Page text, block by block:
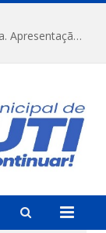
FESTRIBAL 2026 – No Coração da Amazônia. Apresentação da Munduruku.